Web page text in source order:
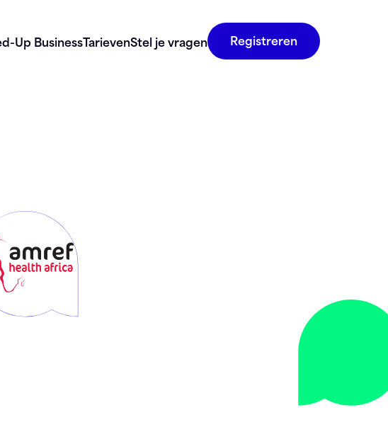
Up BusinessTarievenStel je vragen Registreren